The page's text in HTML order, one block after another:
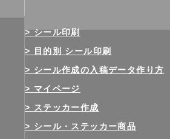
シール印刷
目的別 シール印刷
シール作成の入稿データ作り方
マイページ
ステッカー作成
シール・ステッカー商品